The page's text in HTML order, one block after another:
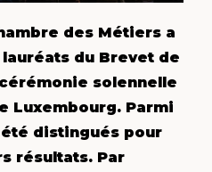
des Métiers a
lauréats du Brevet de
solennelle
Luxembourg. Parmi
été distingués pour
résultats. Par